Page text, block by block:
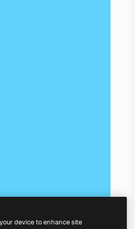
device to enhance site